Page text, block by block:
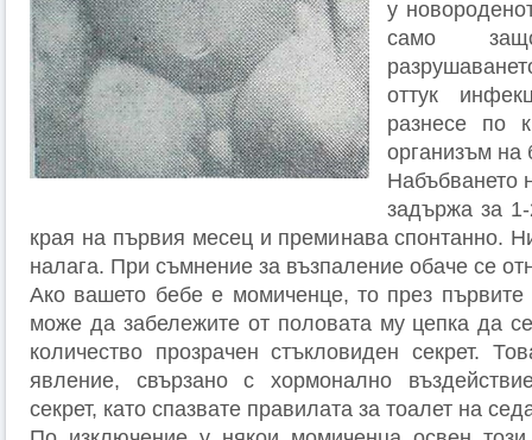
у
само
оттук
разнесе по
организъм на
Набъбването
задържа за
края на първия месец и преминава спонтанно.
налага. При съмнение за възпаление обаче се
Ако вашето бебе е момиченце, то през
може да забележите от половата му цепка да
количество прозрачен стъкловиден секрет.
явление, свързано с хормонално
секрет, като спазвате правилата за тоалет на